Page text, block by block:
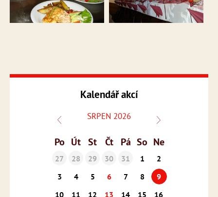
Kalendář akcí
SRPEN 2026
Po Út St Čt Pá So Ne
27 28 29 30 31 1
2
3
4 5 6 7 8
9